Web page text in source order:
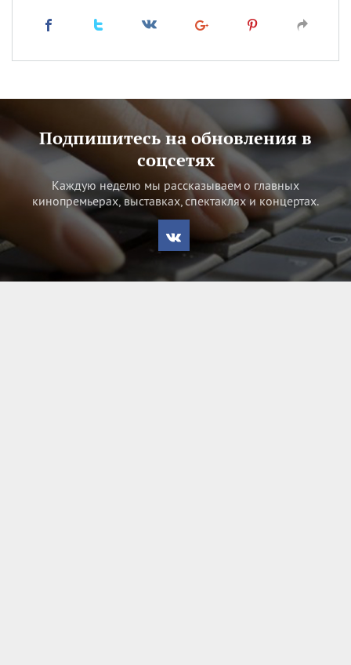
Подпишитесь на обновления в
соцсетях
Каждую неделю мы рассказываем о главных
кинопремьерах, выставках, спектаклях и концертах.